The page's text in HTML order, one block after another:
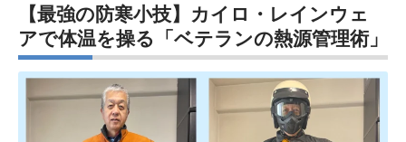
【最強の防寒小技】カイロ・レインウェ
アで体温を操る「ベテランの熱源管理術」